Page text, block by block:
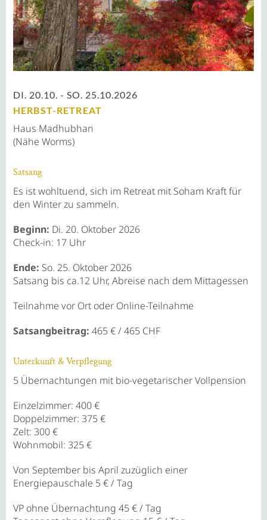
DI. 20.10. - SO. 25.10.2026
HERBST-RETREAT
Haus Madhubhan
(Nähe Worms)
Satsang
Es ist wohltuend, sich im Retreat mit Soham Kraft für
den Winter zu sammeln.
Beginn: Di. 20. Oktober 2026
Check-in: 17 Uhr
Ende: So. 25. Oktober 2026
Satsang bis ca.12 Uhr, Abreise nach dem Mittagessen
Teilnahme vor Ort oder Online-Teilnahme
Satsangbeitrag: 465 € / 465 CHF
Unterkunft & Verpflegung
5 Übernachtungen mit bio-vegetarischer Vollpension
Einzelzimmer: 400 €
Doppelzimmer: 375 €
Zelt: 300 €
Wohnmobil: 325 €
Von September bis April zuzüglich einer
Energiepauschale 5 € / Tag
VP ohne Übernachtung 45 € / Tag